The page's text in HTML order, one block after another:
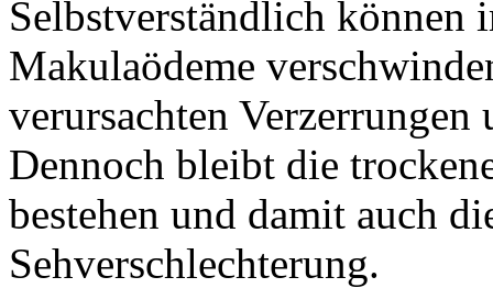
Selbstverständlich können
Makulaödeme
verursachten Verzerrungen
Dennoch bleibt die
bestehen und damit auch
Sehverschlechterung.